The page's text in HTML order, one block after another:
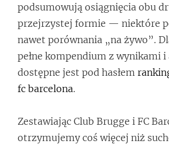
podsumowują osiągnięcia obu
przejrzystej formie — niektóre
nawet porównania „na żywo”.
pełne kompendium z wynikami
dostępne jest pod hasłem
fc barcelona.
Zestawiając Club Brugge i FC
otrzymujemy coś więcej niż